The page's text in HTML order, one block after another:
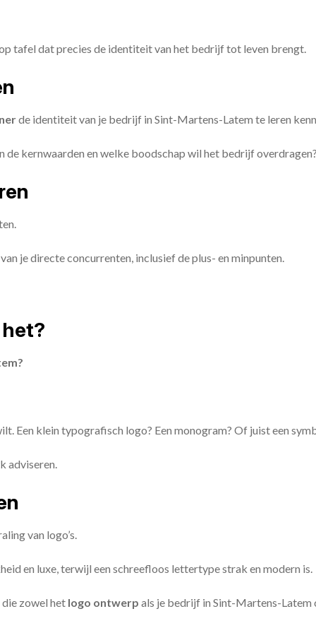
tafel dat precies de identiteit van het bedrijf tot leven brengt.
de identiteit van je bedrijf in Sint-Martens-Latem te leren
kernwaarden en welke boodschap wil het bedrijf overdragen?
je directe concurrenten, inclusief de plus- en minpunten.
Een klein typografisch logo? Een monogram? Of juist een
adviseren.
van logo’s.
en luxe, terwijl een schreefloos lettertype strak en modern is.
zowel het logo ontwerp als je bedrijf in Sint-Martens-Latem